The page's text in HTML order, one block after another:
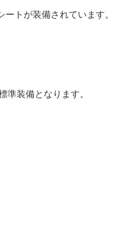
トが装備されています。
準装備となります。